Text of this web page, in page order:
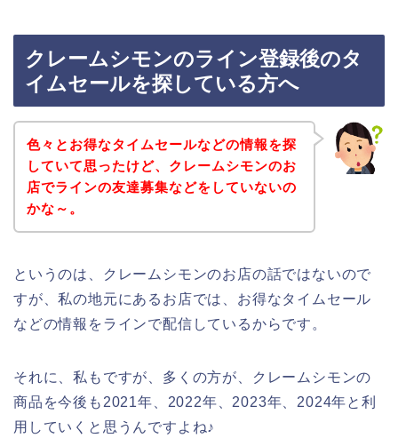
クレームシモンのライン登録後のタ
イムセールを探している方へ
色々とお得なタイムセールなどの情報を探
していて思ったけど、クレームシモンのお
店でラインの友達募集などをしていないの
かな～。
というのは、クレームシモンのお店の話ではないので
すが、私の地元にあるお店では、お得なタイムセール
などの情報をラインで配信しているからです。
それに、私もですが、多くの方が、クレームシモンの
商品を今後も2021年、2022年、2023年、2024年と利
用していくと思うんですよね♪